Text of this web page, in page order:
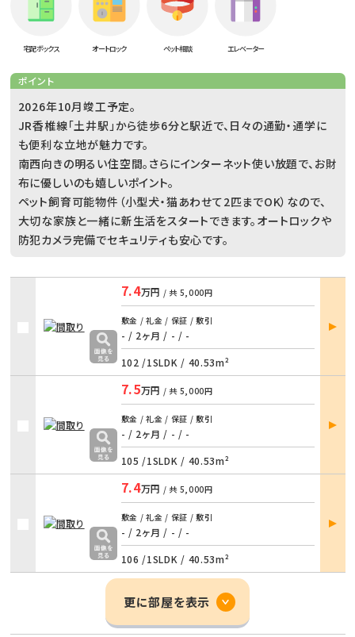
宅配ボックス オートロック ペット相談 エレベーター
ポイント
2026年10月竣工予定。
JR香椎線「土井駅」から徒歩6分と駅近で、日々の通勤・通学に
も便利な立地が魅力です。
南西向きの明るい住空間。さらにインターネット使い放題で、お財
布に優しいのも嬉しいポイント。
ペット飼育可能物件（小型犬・猫あわせて2匹までOK）なので、
大切な家族と一緒に新生活をスタートできます。オートロックや
防犯カメラ完備でセキュリティも安心です。
7.4万円 / 共 5,000円
敷金 / 礼金 / 保証 / 敷引
- / 2ヶ月 / - / -
102 /1SLDK / 40.53m²
部屋
詳細
7.5万円 / 共 5,000円
敷金 / 礼金 / 保証 / 敷引
- / 2ヶ月 / - / -
105 /1SLDK / 40.53m²
部屋
詳細
7.4万円 / 共 5,000円
敷金 / 礼金 / 保証 / 敷引
- / 2ヶ月 / - / -
106 /1SLDK / 40.53m²
部屋
詳細
更に部屋を表示